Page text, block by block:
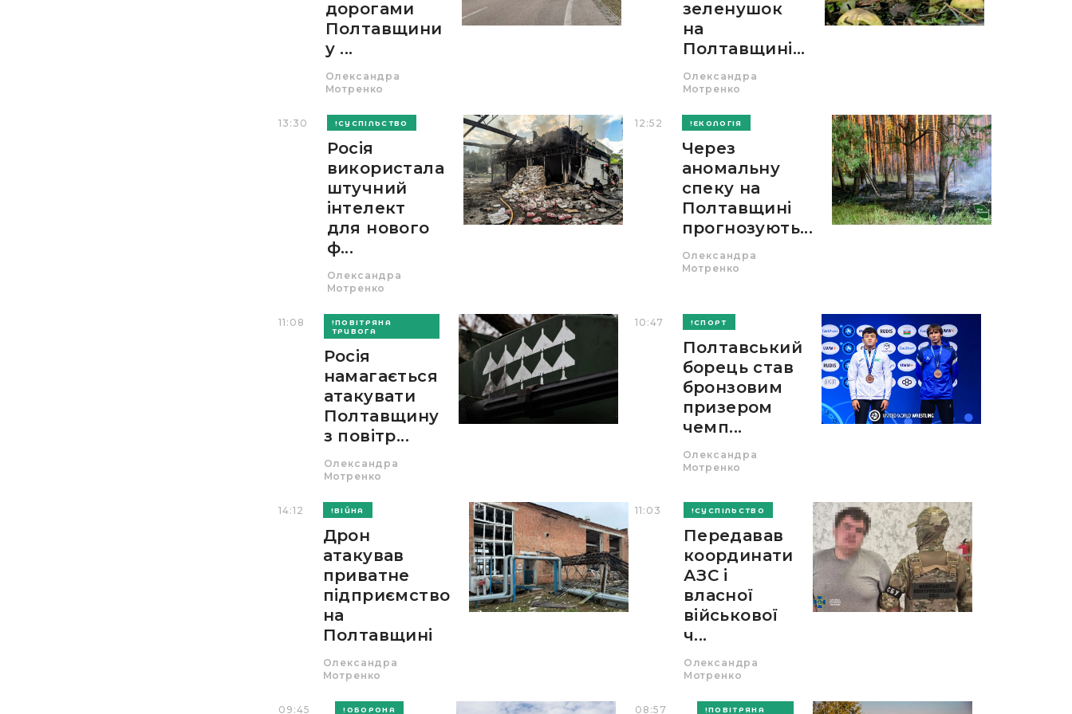
дорогами
Полтавщини
у ...
Олександра
Мотренко
зеленушок
на
Полтавщині...
Олександра
Мотренко
13:30 СУСПІЛЬСТВО
Росія
використала
штучний
інтелект
для нового
ф...
Олександра
Мотренко
12:52 ЕКОЛОГІЯ
Через
аномальну
спеку на
Полтавщині
прогнозують...
Олександра
Мотренко
11:08
ПОВІТРЯНА
ТРИВОГА
Росія
намагається
атакувати
Полтавщину
з повітр...
Олександра
Мотренко
10:47 СПОРТ
Полтавський
борець став
бронзовим
призером
чемп...
Олександра
Мотренко
14:12 ВІЙНА
Дрон
атакував
приватне
підприємство
на
Полтавщині
Олександра
Мотренко
11:03 СУСПІЛЬСТВО
Передавав
координати
АЗС і
власної
військової
ч...
Олександра
Мотренко
09:45 ОБОРОНА 08:57
ПОВІТРЯНА